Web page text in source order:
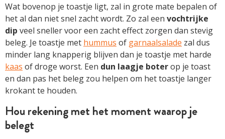
Wat bovenop je toastje ligt, zal in grote mate bepalen of
het al dan niet snel zacht wordt. Zo zal een vochtrijke
dip veel sneller voor een zacht effect zorgen dan stevig
beleg. Je toastje met hummus of garnaalsalade zal dus
minder lang knapperig blijven dan je toastje met harde
kaas of droge worst. Een dun laagje boterop je toast
en dan pas het beleg zou helpen om het toastje langer
krokant te houden.
Hou rekening met het moment waarop je
belegt